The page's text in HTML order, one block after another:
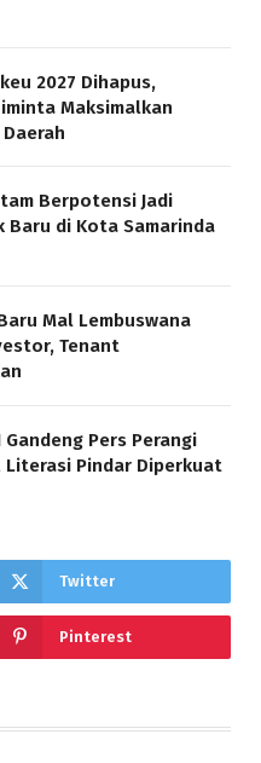
2027 Dihapus,
Maksimalkan
Berpotensi Jadi
Baru di Kota Samarinda
Mal Lembuswana
Tenant
Gandeng Pers Perangi
Pindar Diperkuat
Twitter
Pinterest